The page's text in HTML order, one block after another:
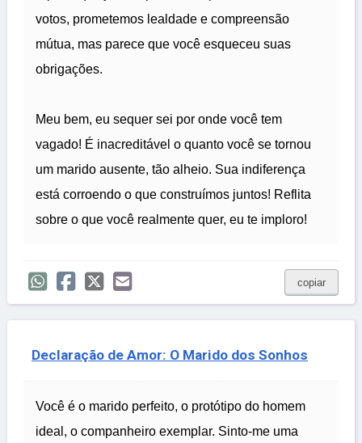
votos, prometemos lealdade e compreensão
mútua, mas parece que você esqueceu suas
obrigações.
Meu bem, eu sequer sei por onde você tem
vagado! É inacreditável o quanto você se tornou
um marido ausente, tão alheio. Sua indiferença
está corroendo o que construímos juntos! Reflita
sobre o que você realmente quer, eu te imploro!
copiar
Declaração de Amor: O Marido dos Sonhos
Você é o marido perfeito, o protótipo do homem
ideal, o companheiro exemplar. Sinto-me uma